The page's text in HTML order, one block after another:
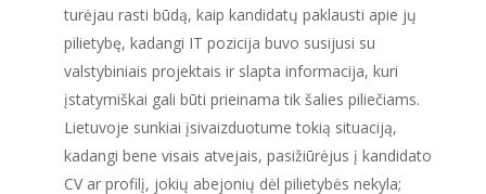
turėjau rasti būdą, kaip kandidatų paklausti apie jų
pilietybę, kadangi IT pozicija buvo susijusi su
valstybiniais projektais ir slapta informacija, kuri
įstatymiškai gali būti prieinama tik šalies piliečiams.
Lietuvoje sunkiai įsivaizduotume tokią situaciją,
kadangi bene visais atvejais, pasižiūrėjus į kandidato
CV ar profilį, jokių abejonių dėl pilietybės nekyla;